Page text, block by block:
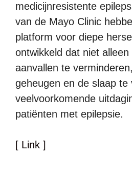
medicijnresistente
van de Mayo Clinic
platform voor diepe
ontwikkeld dat niet
aanvallen te
geheugen en de slaap
veelvoorkomende
patiënten met epilepsie.
[ Link ]